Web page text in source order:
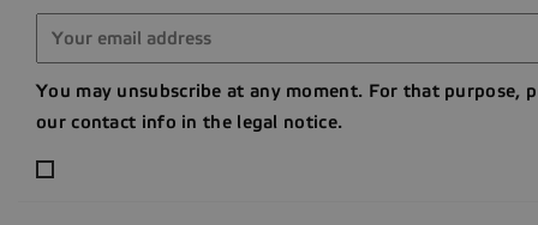
You may unsubscribe at any moment. For that purpose,
our contact info in the legal notice.